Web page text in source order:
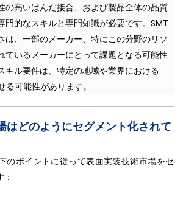
の高いはんだ接合、および製品全体の品質
門的なスキルと専門知識が必要です。SMT
は、一部のメーカー、特にこの分野のリソ
ているメーカーにとって課題となる可能性
キル要件は、特定の地域や業界における
可能性があります。
はどのようにセグメント化されて
のポイントに従って表面実装技術市場をセ